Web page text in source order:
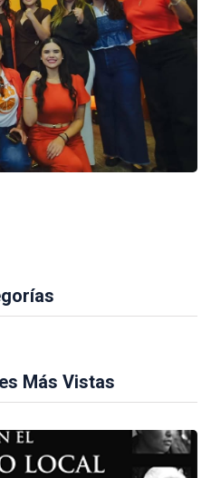
Más Vistas